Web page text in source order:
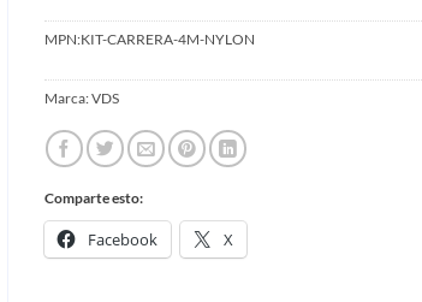
MPN:KIT-CARRERA-4M-NYLON
Marca:VDS
Comparte esto:
Facebook X